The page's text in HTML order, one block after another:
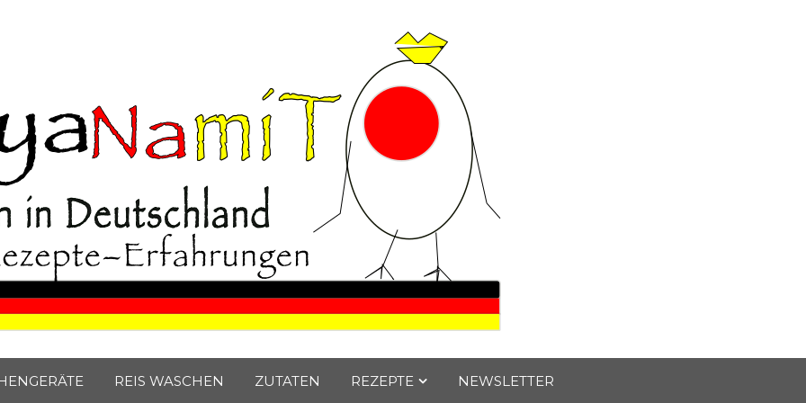
Blog
REIS WASCHEN ZUTATEN REZEPTE NEWSLETTER